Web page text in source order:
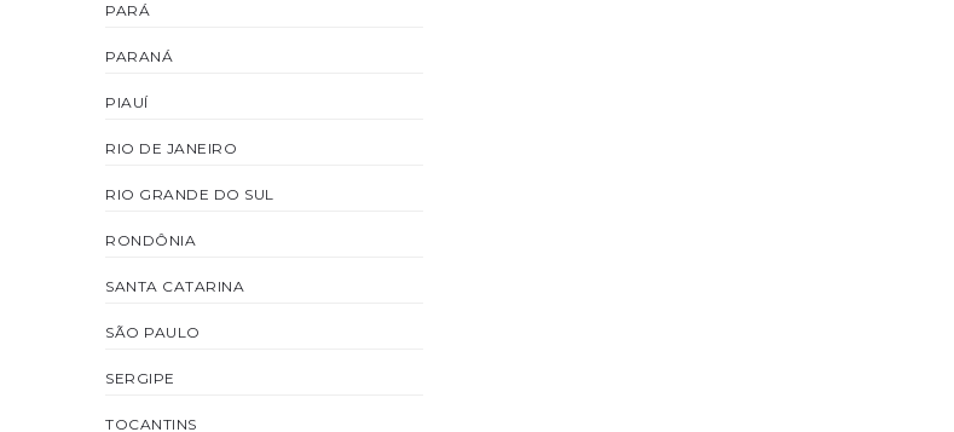
PARÁ
PARANÁ
PIAUÍ
RIO DE JANEIRO
RIO GRANDE DO SUL
RONDÔNIA
SANTA CATARINA
SÃO PAULO
SERGIPE
TOCANTINS